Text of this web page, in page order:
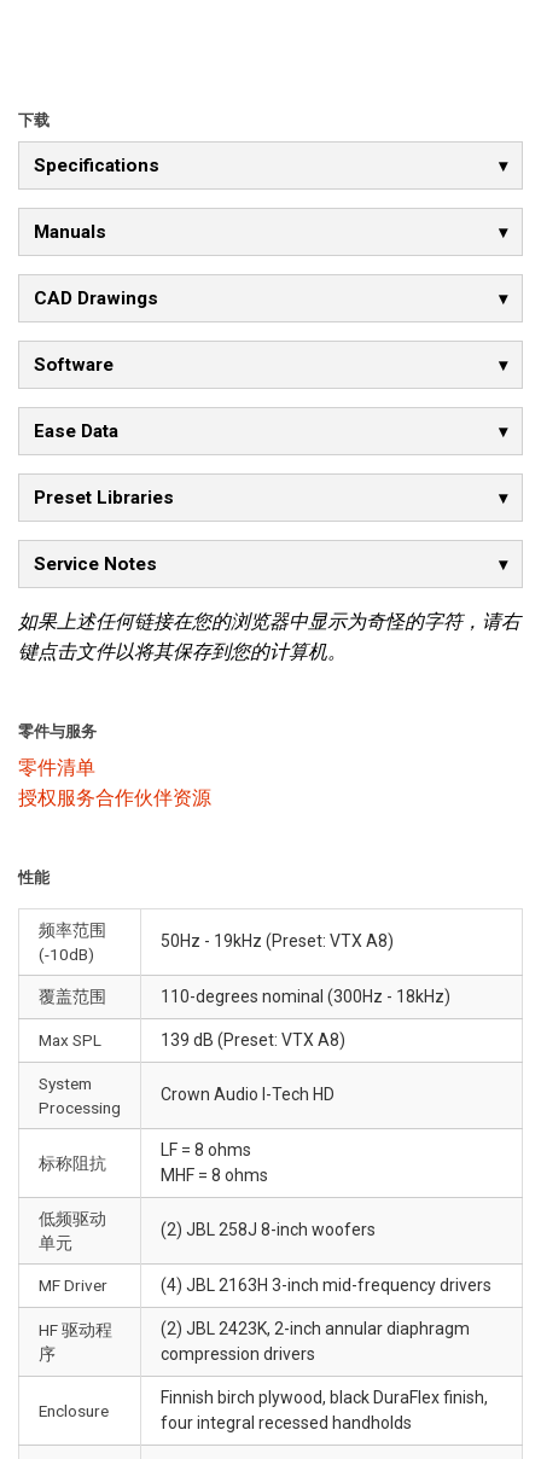
下载
Specifications
Manuals
CAD Drawings
Software
Ease Data
Preset Libraries
Service Notes
如果上述任何链接在您的浏览器中显示为奇怪的字符，请右
键点击文件以将其保存到您的计算机。
零件与服务
零件清单
授权服务合作伙伴资源
性能
频率范围
(-10dB)
50Hz - 19kHz (Preset: VTX A8)
覆盖范围 110-degrees nominal (300Hz - 18kHz)
Max SPL 139 dB (Preset: VTX A8)
System
Processing
Crown Audio I-Tech HD
标称阻抗
LF = 8 ohms
MHF = 8 ohms
低频驱动
单元
(2) JBL 258J 8-inch woofers
MF Driver (4) JBL 2163H 3-inch mid-frequency drivers
HF 驱动程
序
(2) JBL 2423K, 2-inch annular diaphragm
compression drivers
Enclosure
Finnish birch plywood, black DuraFlex finish,
four integral recessed handholds